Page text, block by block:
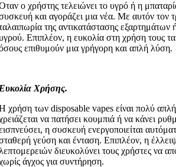
ο χρήστης τελειώνει το υγρό ή η
και αγοράζει μια νέα. Με αυτόν τον
της αντικατάστασης
Επιπλέον, η ευκολία στη χρήση τους τα
επιθυμούν μια γρήγορη και απλή λύση.
Χρήσης.
χρήση των disposable vapes είναι πολύ
να πατήσει κουμπιά ή να κάνει
η συσκευή ενεργοποιείται
γεύση και ένταση. Επιπλέον, η
διευκολύνει τους χρήστες να
άγχος για συντήρηση.